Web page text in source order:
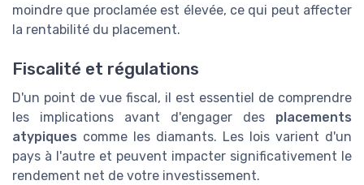
moindre que proclamée est élevée, ce qui peut affecter
la rentabilité du placement.
Fiscalité et régulations
D'un point de vue fiscal, il est essentiel de comprendre
les implications avant d'engager des placements
atypiques comme les diamants. Les lois varient d'un
pays à l'autre et peuvent impacter significativement le
rendement net de votre investissement.